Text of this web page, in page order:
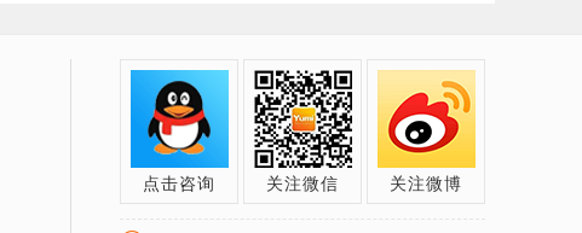
点击咨询
关注微信 关注微博